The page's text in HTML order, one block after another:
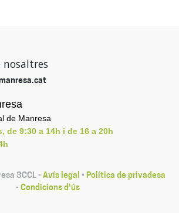
de Manresa
de 9:30 a 14h i de 16 a 20h
SCCL - Avís legal - Política de privadesa
- Condicions d'ús